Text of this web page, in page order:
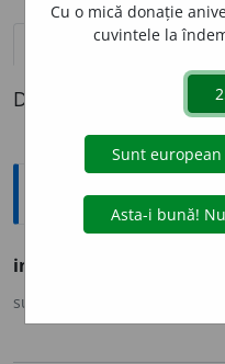
definiții (1) pronunție
Definiția cu ID-ul
Explicative DEX
indice
sursa:
Cu o mică donație
cuvintele la